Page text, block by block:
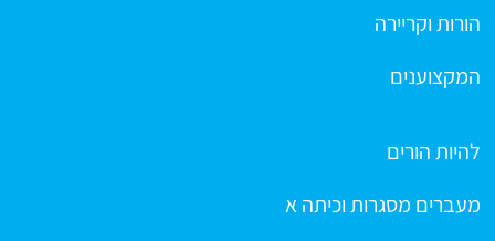
הורות וקריירה
המקצוענים
להיות הורים
מעברים מסגרות וכיתה א